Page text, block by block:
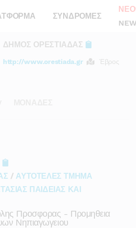
ΣΥΝΔΡΟΜΕΣ
ΔΗΜΟΣ ΟΡΕΣΤΙΑΔΑΣ
http://www.orestiada.gr Έβρος
/ ΑΥΤΟΤΕΛΕΣ ΤΜΗΜΑ
ΠΑΙΔΕΙΑΣ ΚΑΙ
Προσφορας - Προμηθεια
Νηπιαγωγειου